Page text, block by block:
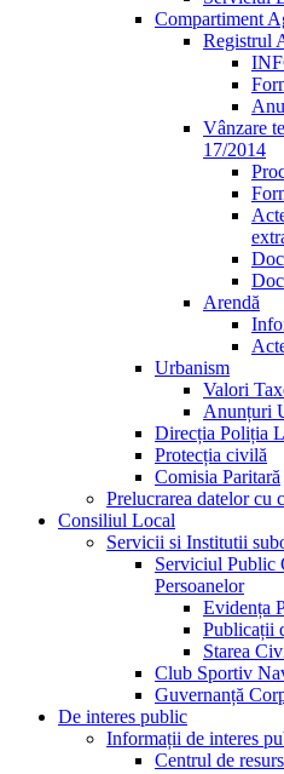
Compartiment
Registrul
Vânzare
17/2014
Arendă
Urbanism
Valori
Anunțuri
Direcția Poliția
Protecția civilă
Comisia Paritară
Prelucrarea datelor cu
Consiliul Local
Servicii si Institutii
Serviciul Public
Persoanelor
Evidența
Publicații
Starea
Club Sportiv
Guvernanță
De interes public
Informații de interes
Centrul de